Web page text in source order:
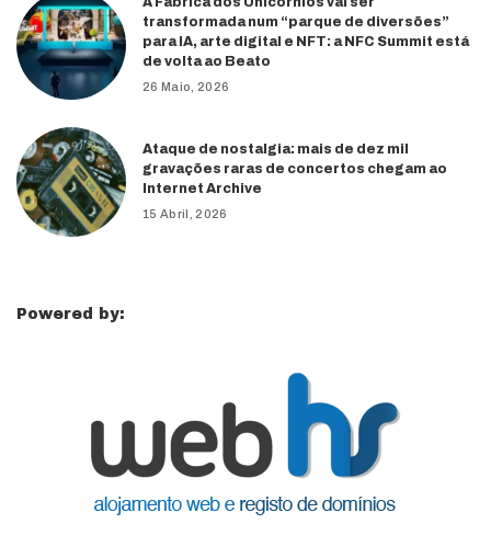
transformada num “parque de diversões”
para IA, arte digital e NFT: a NFC Summit está
de volta ao Beato
26 Maio, 2026
Ataque de nostalgia: mais de dez mil
gravações raras de concertos chegam ao
Internet Archive
15 Abril, 2026
Powered by: